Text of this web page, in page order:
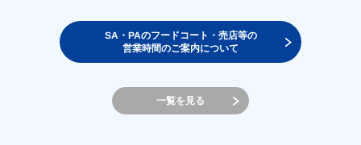
SA・PAのフードコート・売店等の
営業時間のご案内について
一覧を見る